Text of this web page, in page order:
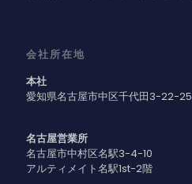
会社所在地
本社
愛知県名古屋市中区千代田3-22-25
名古屋営業所
名古屋市中村区名駅3-4-10
アルティメイト名駅1st-2階